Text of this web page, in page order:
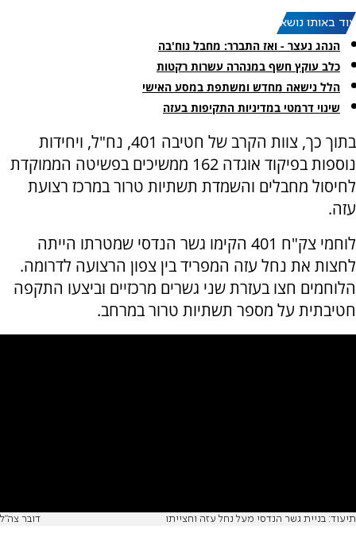
עוד באותו נושא:
הנהג נעצר - ואז התברר: מחבל נוח'בה
כלב עוקץ חשף במנהרה עשרות רקטות
הלל נישאה מחדש ומשתפת במסע האישי
שינוי דרמטי במדיניות התקיפות בעזה
בתוך כך, צוות הקרב של חטיבה 401, נח"ל, ויחידות
נוספות בפיקוד אוגדה 162 ממשיכים בפשיטה הממוקדת
לחיסול מחבלים והשמדת תשתיות טרור במרכז רצועת
עזה.
לוחמי צק"ח 401 הקימו גשר הנדסי שמטרתו הייתה
לחצות את נחל עזה המפריד בין צפון הרצועה לדרומה.
הלוחמים חצו בעזרת שני גשרים מרכזיים וביצעו התקפה
חטיבתית על מספר תשתיות טרור במרחב.
תיעוד: בניית גשר הנדסי מעל נחל עזה וחצייתו דובר צה"ל